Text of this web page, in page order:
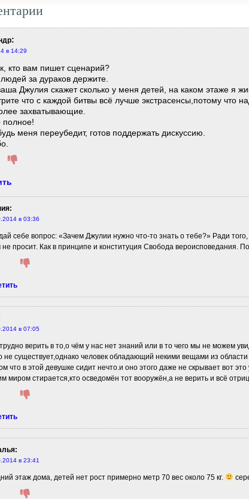
:
в 14:29
кто вам пишет сценарий?
за дураков держите.
Джулия скажет сколько у меня детей, на каком этаже я
что с каждой битвы всё лучше экстрасенсы,потому что
захватывающие.
полное!
меня переубедит, готов поддержать дискуссию.
:
в 03:36
себе вопрос: «Зачем Джулии нужно что-то знать о тебе?» Ради
не просит. Как в принципе и конституция Свобода вероисповедания.
в 07:05
верить в то,о чём у нас нет знаний или в то чего мы не можем
не существует,однако человек обладающий некими вещами из
что в этой девушке сидит нечто.и оно этого даже не скрывает вот
миром стирается,кто осведомён тот вооружён,а не верить и всё
:
в 23:41
этаж дома, детей нет рост примерно метр 70 вес около 75 кг.